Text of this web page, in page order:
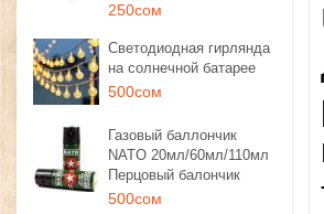
250сом
Светодиодная гирлянда
на солнечной батарее
500сом
Газовый баллончик
NATO 20мл/60мл/110мл
Перцовый балончик
500сом